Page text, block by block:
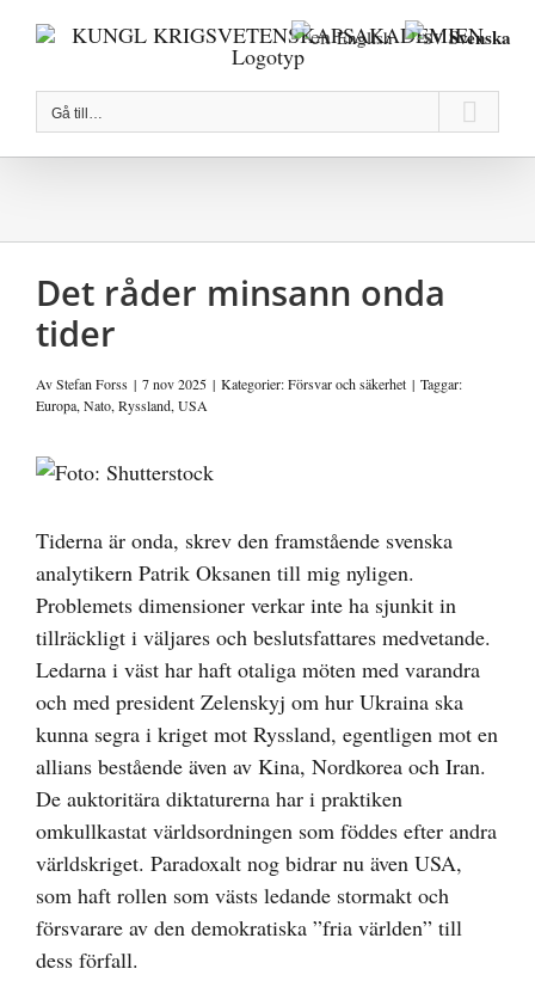
Gå till…
Det råder minsann onda
tider
AvStefan Forss | 7 nov 2025 | Kategorier:Försvar och säkerhet | Taggar:
Europa, Nato, Ryssland, USA
Visa
bild
Tiderna är onda, skrev den framstående svenska
analytikern Patrik Oksanen till mig nyligen.
Problemets dimensioner verkar inte ha sjunkit in
tillräckligt i väljares och beslutsfattares medvetande.
Ledarna i väst har haft otaliga möten med varandra
och med president Zelenskyj om hur Ukraina ska
kunna segra i kriget mot Ryssland, egentligen mot en
allians bestående även av Kina, Nordkorea och Iran.
De auktoritära diktaturerna har i praktiken
omkullkastat världsordningen som föddes efter andra
världskriget. Paradoxalt nog bidrar nu även USA,
som haft rollen som västs ledande stormakt och
försvarare av den demokratiska ”fria världen” till
dess förfall.
English Svenska